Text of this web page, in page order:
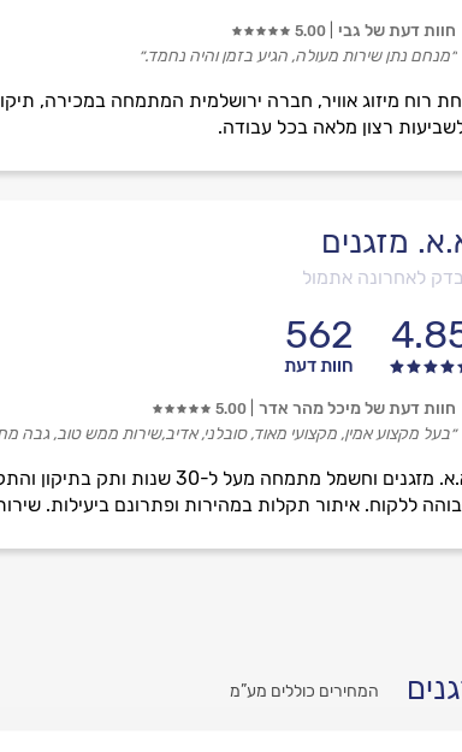
רוח מיזוג אוויר, חברה ירושלמית המתמחה במכירה,
רצון מלאה בכל עבודה.
חוות דעת של גבי 5.00
״מנחם נתן שירות מעולה, הגיע בזמן והיה נחמד.״
מזגנים
לאחרונה אתמול
562
חוות דעת
א.א. מזגנים וחשמל מתמחה
ללקוח. איתור תקלות במהירות ופתרונם ביעילות.
חוות דעת של מיכל מהר אדר 5.00
״בעל מקצוע אמין, מקצועי מאוד, סובלני, אדיב,שירות ממש טוב, גבה
המחירים כוללים מע”מ